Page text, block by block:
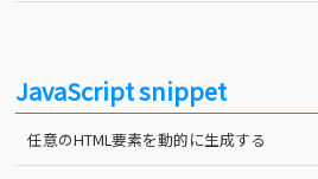
JavaScript snippet
任意のHTML要素を動的に生成する